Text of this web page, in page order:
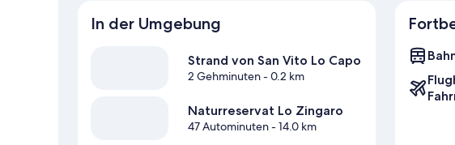
In der Umgebung
Strand von San Vito Lo Capo
2 Gehminuten- 0.2 km
Naturreservat Lo Zingaro
47 Autominuten- 14.0 km